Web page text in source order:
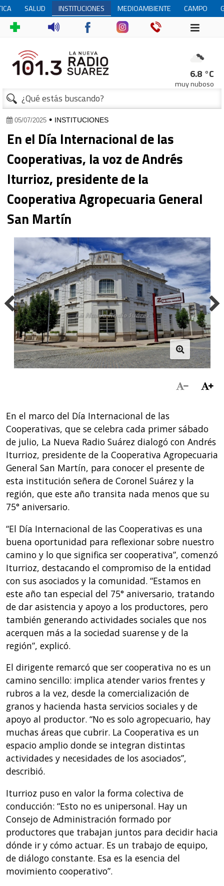
SALUD INSTITUCIONES MEDIOAMBIENTE CAMPO
6.8 °C
muy nuboso
05/07/2025• INSTITUCIONES
En el Día Internacional de las
Cooperativas, la voz de Andrés
Iturrioz, presidente de la
Cooperativa Agropecuaria General
San Martín
1
En el marco del Día Internacional de las
Cooperativas, que se celebra cada primer sábado
de julio, La Nueva Radio Suárez dialogó con Andrés
Iturrioz, presidente de la Cooperativa Agropecuaria
General San Martín, para conocer el presente de
esta institución señera de Coronel Suárez y la
región, que este año transita nada menos que su
75° aniversario.
“El Día Internacional de las Cooperativas es una
buena oportunidad para reflexionar sobre nuestro
camino y lo que significa ser cooperativa”, comenzó
Iturrioz, destacando el compromiso de la entidad
con sus asociados y la comunidad. “Estamos en
este año tan especial del 75° aniversario, tratando
de dar asistencia y apoyo a los productores, pero
también generando actividades sociales que nos
acerquen más a la sociedad suarense y de la
región”, explicó.
El dirigente remarcó que ser cooperativa no es un
camino sencillo: implica atender varios frentes y
rubros a la vez, desde la comercialización de
granos y hacienda hasta servicios sociales y de
apoyo al productor. “No es solo agropecuario, hay
muchas áreas que cubrir. La Cooperativa es un
espacio amplio donde se integran distintas
actividades y necesidades de los asociados”,
describió.
Iturrioz puso en valor la forma colectiva de
conducción: “Esto no es unipersonal. Hay un
Consejo de Administración formado por
productores que trabajan juntos para decidir hacia
dónde ir y cómo actuar. Es un trabajo de equipo,
de diálogo constante. Esa es la esencia del
movimiento cooperativo”.